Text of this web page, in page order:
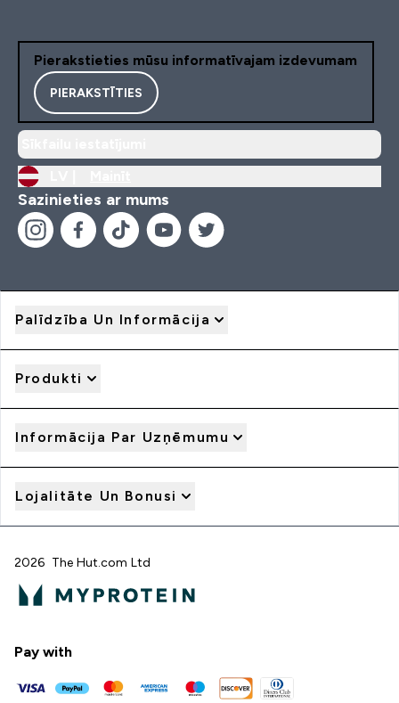
Pierakstieties mūsu informatīvajam izdevumam
PIERAKSTĪTIES
Sazinieties ar mums
Palīdzība Un Informācija
Produkti
Informācija Par Uzņēmumu
Lojalitāte Un Bonusi
2026 The Hut.com Ltd
Pay with